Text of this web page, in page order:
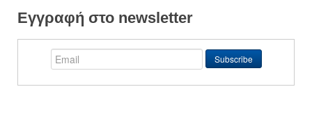
Εγγραφή στο newsletter